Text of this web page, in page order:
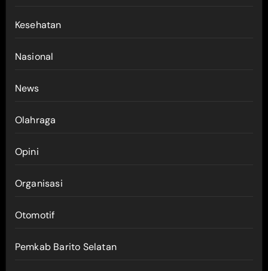
Kesehatan
Nasional
News
Olahraga
Opini
Organisasi
Otomotif
Pemkab Barito Selatan